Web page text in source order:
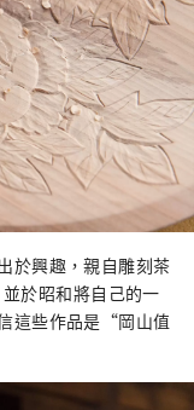
於興趣，親自雕刻茶
於昭和將自己的一
這些作品是“岡山值